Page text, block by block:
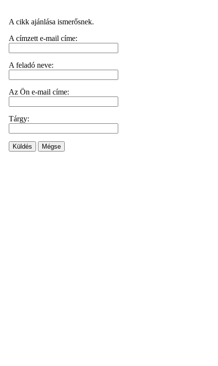
A cikk ajánlása ismerősnek.
A címzett e-mail címe:
A feladó neve:
Az Ön e-mail címe:
Tárgy:
Küldés Mégse